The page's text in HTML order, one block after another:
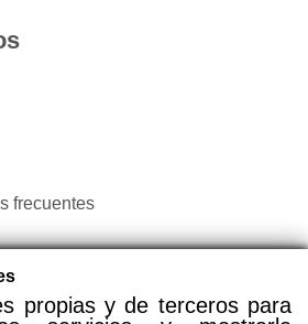
frecuentes
propias y de terceros para